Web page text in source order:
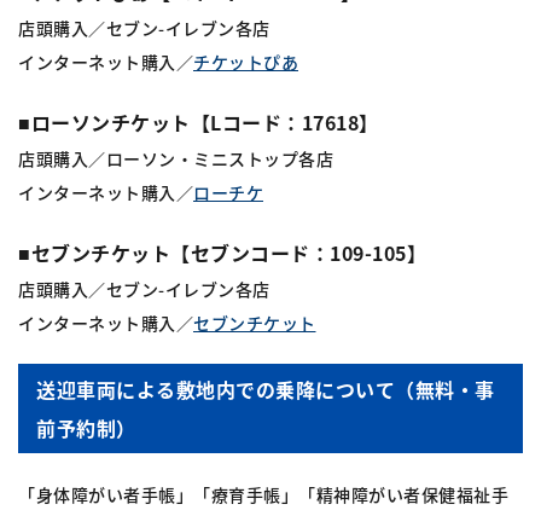
店頭購入／セブン-イレブン各店
インターネット購入／チケットぴあ
■ローソンチケット【Lコード：17618】
店頭購入／ローソン・ミニストップ各店
インターネット購入／ローチケ
■セブンチケット【セブンコード：109-105】
店頭購入／セブン-イレブン各店
インターネット購入／セブンチケット
送迎車両による敷地内での乗降について（無料・事
前予約制）
「身体障がい者手帳」「療育手帳」「精神障がい者保健福祉手